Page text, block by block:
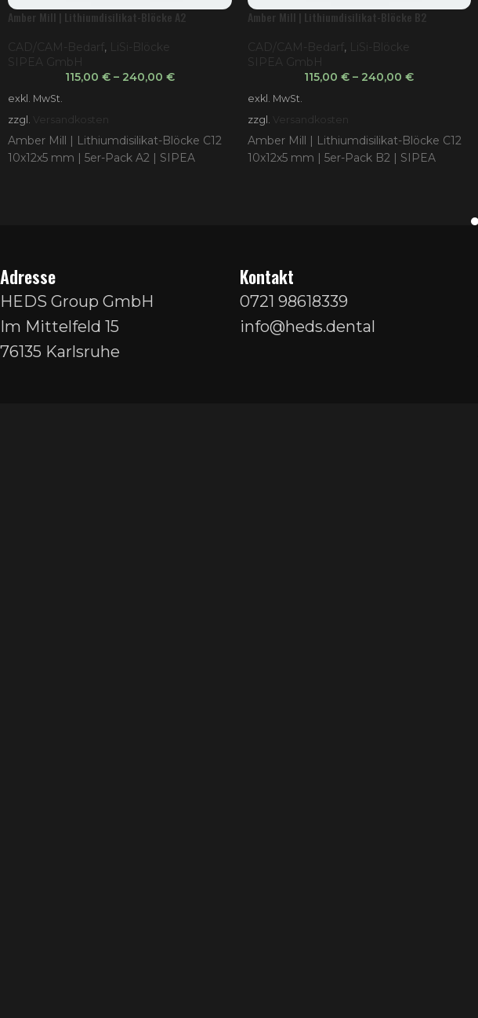
Amber Mill | Lithiumdisilikat-Blöcke A2
CAD/CAM-Bedarf,
LiSi-Blöcke
SIPEA GmbH
115,00 €– 240,00 €
exkl. MwSt.
zzgl. Versandkosten
Amber Mill | Lithiumdisilikat-Blöcke C12
10x12x5 mm | 5er-Pack A2 | SIPEA
Amber Mill | Lithiumdisilikat-Blöcke B2
CAD/CAM-Bedarf,
LiSi-Blöcke
SIPEA GmbH
115,00€ – 240,00€
exkl. MwSt.
zzgl. Versandkosten
Amber Mill | Lithiumdisilikat-Blöcke C12
10x12x5 mm | 5er-Pack B2 | SIPEA
Adresse
HEDS Group GmbH
Im Mittelfeld 15
76135 Karlsruhe
Kontakt
0721 98618339
info@heds.dental